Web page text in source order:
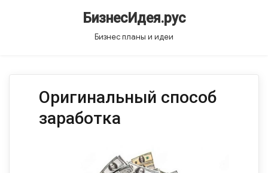
БизнесИдея.рус
Бизнес планы и идеи
Оригинальный способ
заработка